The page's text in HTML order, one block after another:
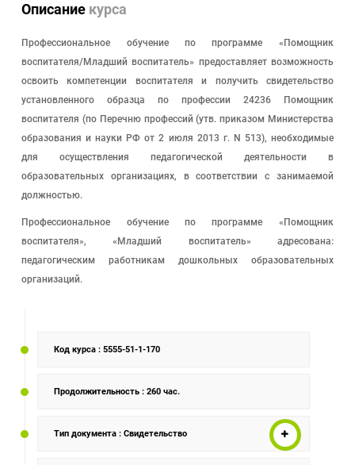
Описание курса
Профессиональное обучение по программе «Помощник
воспитателя/Младший воспитатель» предоставляет возможность
освоить компетенции воспитателя и получить свидетельство
установленного образца по профессии 24236 Помощник
воспитателя (по Перечню профессий (утв. приказом Министерства
образования и науки РФ от 2 июля 2013 г. N 513), необходимые
для осуществления педагогической деятельности в
образовательных организациях, в соответствии с занимаемой
должностью.
Профессиональное обучение по программе «Помощник
воспитателя», «Младший воспитатель» адресована:
педагогическим работникам дошкольных образовательных
организаций.
Код курса: 5555-51-1-170
Продолжительность: 260 час.
Тип документа: Свидетельство